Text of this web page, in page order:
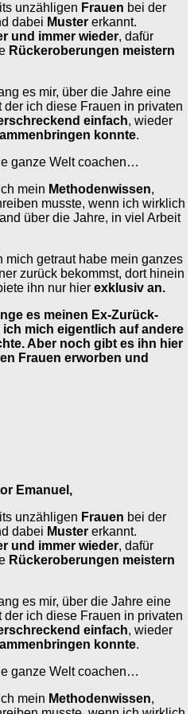
unzähligen Frauen bei der
dabei Muster erkannt.
und immer wieder, dafür
Rückeroberungen meistern
es mir, über die Jahre eine
der ich diese Frauen in privaten
einfach, wieder
konnte.
ganze Welt coachen…
mein Methodenwissen,
musste, wenn ich wirklich
über die Jahre, in viel Arbeit
mich getraut habe mein ganzes
zurück bekommst, dort hinein
ihn nur hier exklusiv an.
es meinen Ex-Zurück-
mich eigentlich auf andere
Aber noch gibt es ihn hier
Frauen erworben und
Emanuel,
unzähligen Frauen bei der
dabei Muster erkannt.
und immer wieder, dafür
Rückeroberungen meistern
es mir, über die Jahre eine
der ich diese Frauen in privaten
einfach, wieder
konnte.
ganze Welt coachen…
mein Methodenwissen,